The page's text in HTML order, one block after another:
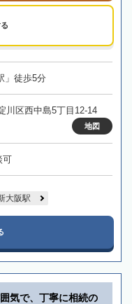
」徒歩5分
川区西中島5丁目12-14
地図
可
大阪駅
気で、丁寧に相続の